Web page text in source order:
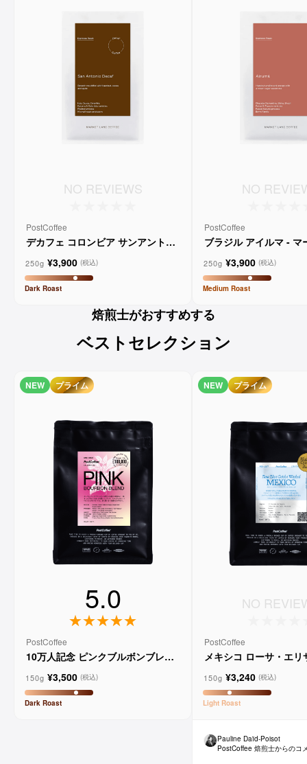
NO REVIEWS
PostCoffee
デカフェ コロンビア サンアントニ
250g ¥3,900 (税込)
Dark Roast
NO
PostCoffee
ブラジル アイルマ - マ
250g ¥3,900 (税込)
Medium Roast
焙煎士がおすすめする
ベストセレクション
NEW プライム
5.0
PostCoffee
10万人記念 ピンクブルボンブレン
150g ¥3,500 (税込)
Dark Roast
NEW プライム
NO
PostCoffee
メキシコ ローサ・エリ
150g ¥3,240 (税込)
Light Roast
Pauline Daïd-Poisot
PostCoffee 焙煎士からのコ